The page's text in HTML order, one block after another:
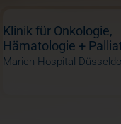
Klinik für Onkologie,
Hämatologie +
Marien Hospital